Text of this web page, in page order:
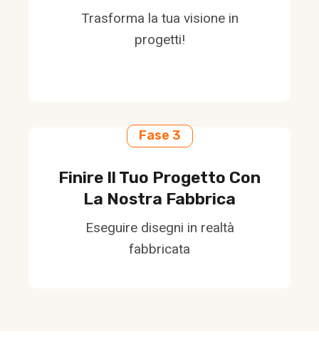
Trasforma la tua visione in
progetti!
Fase 3
Finire Il Tuo Progetto Con
La Nostra Fabbrica
Eseguire disegni in realtà
fabbricata